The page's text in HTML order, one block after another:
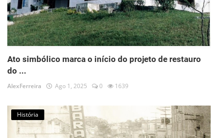
Ato simbólico marca o início do projeto de restauro
do ...
AlexFerreira Ago 1, 2025 0 1639
História